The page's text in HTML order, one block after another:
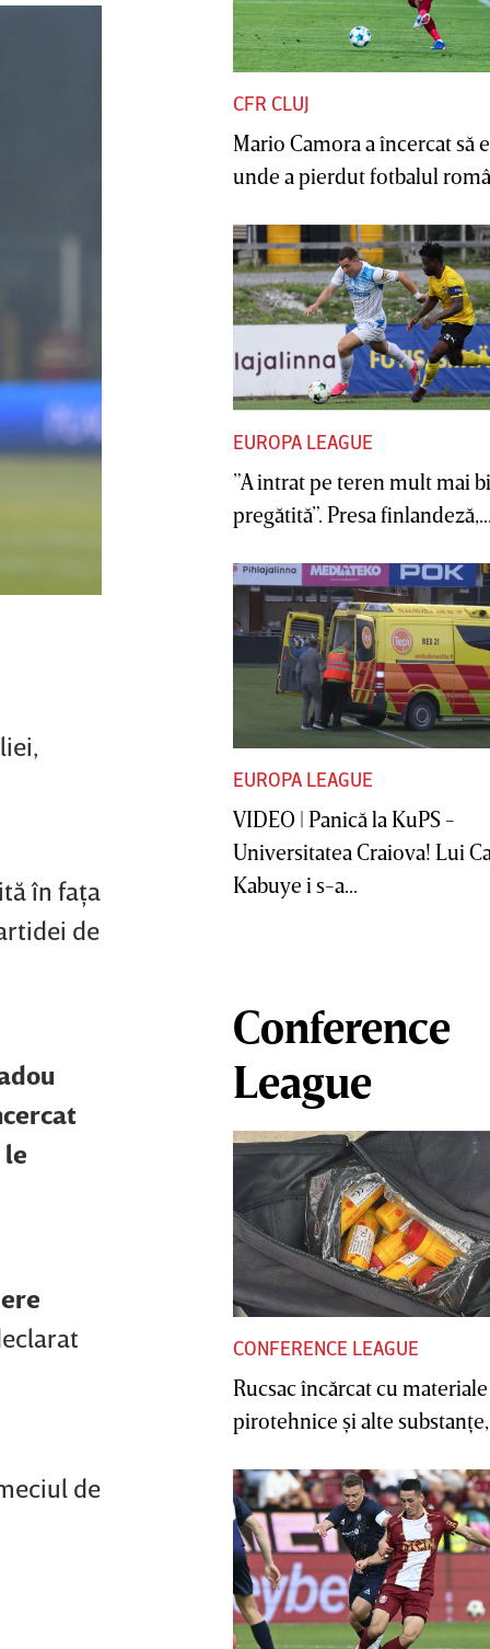
în faţa
de
le
de
CFR CLUJ
Mario Camora a încercat să
unde a pierdut fotbalul
EUROPA LEAGUE
”A intrat pe teren mult mai
pregătită”. Presa
EUROPA LEAGUE
VIDEO | Panică la KuPS -
Universitatea Craiova! Lui
Kabuye i s-a...
Conference
League
CONFERENCE LEAGUE
Rucsac încărcat cu materiale
pirotehnice şi alte substanţe,